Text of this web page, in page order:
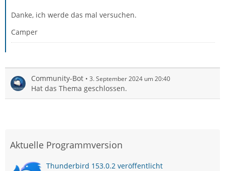
Danke, ich werde das mal versuchen.
Camper
Community-Bot 3. September 2024 um 20:40
Hat das Thema geschlossen.
Aktuelle Programmversion
Thunderbird 153.0.2 veröffentlicht